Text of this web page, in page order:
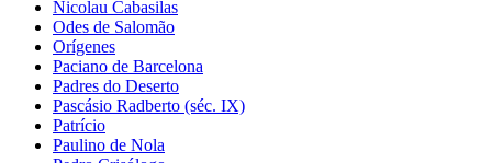
Nicolau Cabasilas
Odes de Salomão
Orígenes
Paciano de Barcelona
Padres do Deserto
Pascásio Radberto (séc. IX)
Patrício
Paulino de Nola